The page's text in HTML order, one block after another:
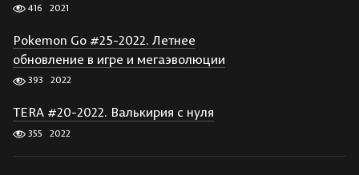
416 2021
Pokemon Go #25-2022. Летнее
обновление в игре и мегаэволюции
393 2022
TERA #20-2022. Валькирия с нуля
355 2022